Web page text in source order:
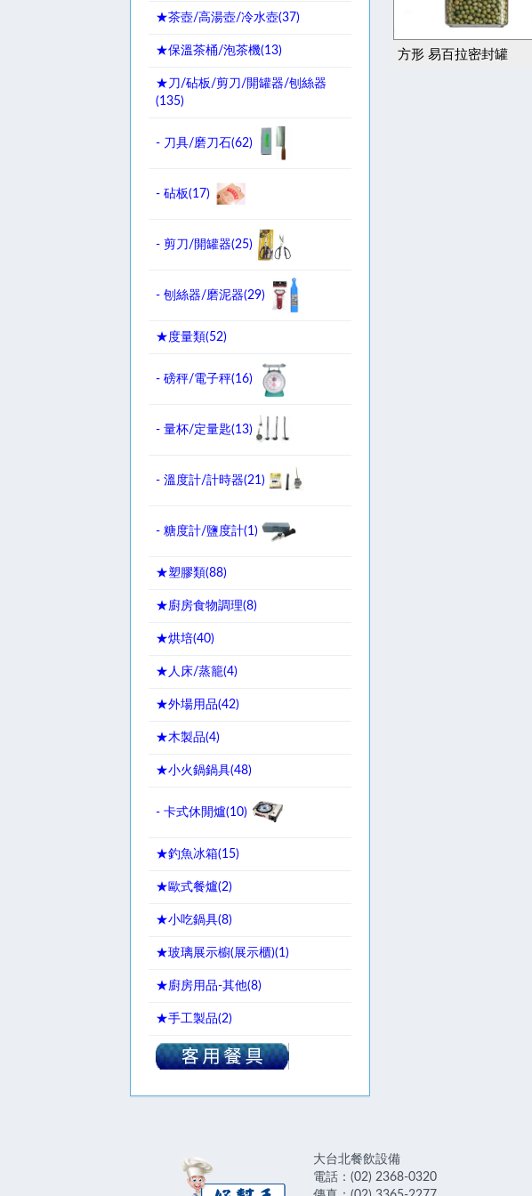
★茶壺/高湯壺/冷水壺(37)
★保溫茶桶/泡茶機(13)
★刀/砧板/剪刀/開罐器/刨絲器
(135)
- 刀具/磨刀石(62)
- 砧板(17)
- 剪刀/開罐器(25)
- 刨絲器/磨泥器(29)
★度量類(52)
- 磅秤/電子秤(16)
- 量杯/定量匙(13)
- 溫度計/計時器(21)
- 糖度計/鹽度計(1)
★塑膠類(88)
★廚房食物調理(8)
★烘培(40)
★人床/蒸籠(4)
★外場用品(42)
★木製品(4)
★小火鍋鍋具(48)
- 卡式休閒爐(10)
★釣魚冰箱(15)
★歐式餐爐(2)
★小吃鍋具(8)
★玻璃展示櫥(展示櫃)(1)
★廚房用品-其他(8)
★手工製品(2)
方形 易百拉密封罐
大台北餐飲設備
電話：(02) 2368-0320